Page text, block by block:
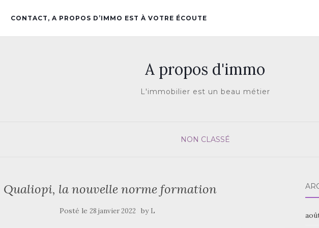
CONTACT, A PROPOS D’IMMO EST À VOTRE ÉCOUTE
A propos d'immo
L'immobilier est un beau métier
NON CLASSÉ
Qualiopi, la nouvelle norme formation
Posté le28 janvier 2022 by L